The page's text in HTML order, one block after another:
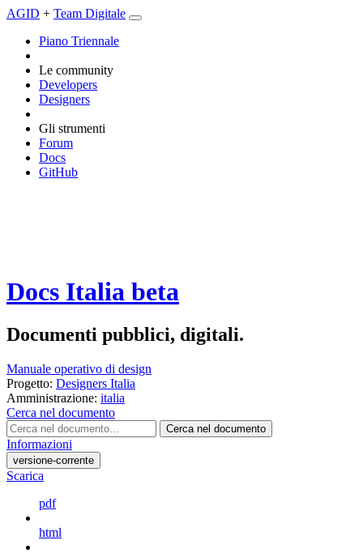
AGID + Team Digitale
Piano Triennale
Le community
Developers
Designers
Gli strumenti
Forum
Docs
GitHub
Docs Italia beta
Documenti pubblici, digitali.
Manuale operativo di design
Progetto: Designers Italia
Amministrazione: italia
Cerca nel documento
Cerca nel documento
Informazioni
versione-corrente
Scarica
pdf
html